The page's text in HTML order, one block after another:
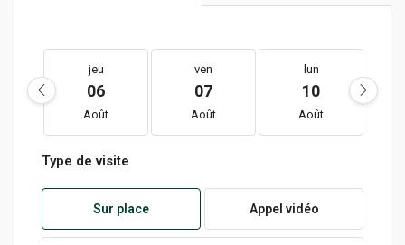
jeu
06
Août
ven
07
Août
lun
10
Août
Type de visite
Sur place Appel vidéo